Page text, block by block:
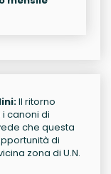
Il ritorno
canoni di
che questa
di
zona di U.N.